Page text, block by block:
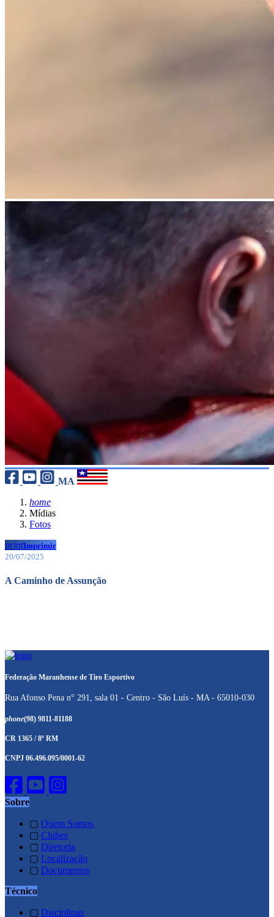
MA
home
Mídias
Fotos
printImprimir
20/07/2025
A Caminho de Assunção
Federação Maranhense de Tiro Esportivo
Rua Afonso Pena n° 291, sala 01 - Centro - São Luís - MA - 65010-030
phone(98) 9811-81188
CR 1365 / 8ª RM
CNPJ 06.496.095/0001-62
Sobre
▢ Quem Somos
▢ Clubes
▢ Diretoria
▢ Localização
▢ Documentos
Técnico
▢ Disciplinas